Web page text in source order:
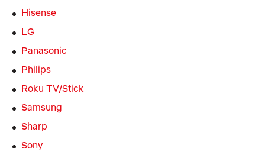
Hisense
LG
Panasonic
Philips
Roku TV/Stick
Samsung
Sharp
Sony